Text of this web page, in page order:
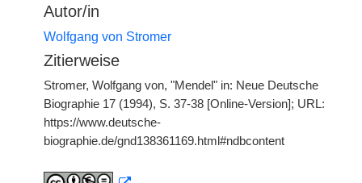
Autor/in
Wolfgang von Stromer
Zitierweise
Stromer, Wolfgang von, "Mendel" in: Neue Deutsche
Biographie 17 (1994), S. 37-38 [Online-Version]; URL:
https://www.deutsche-
biographie.de/gnd138361169.html#ndbcontent